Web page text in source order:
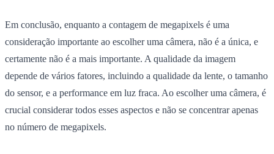
Em conclusão, enquanto a contagem de megapixels é uma
consideração importante ao escolher uma câmera, não é a única, e
certamente não é a mais importante. A qualidade da imagem
depende de vários fatores, incluindo a qualidade da lente, o tamanho
do sensor, e a performance em luz fraca. Ao escolher uma câmera, é
crucial considerar todos esses aspectos e não se concentrar apenas
no número de megapixels.